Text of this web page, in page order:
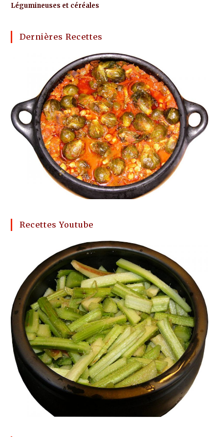
Légumineuses et céréales
Dernières Recettes
Recettes Youtube